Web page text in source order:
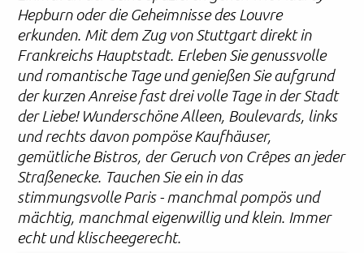
Hepburn oder die Geheimnisse des Louvre
erkunden. Mit dem Zug von Stuttgart direkt in
Frankreichs Hauptstadt. Erleben Sie genussvolle
und romantische Tage und genießen Sie aufgrund
der kurzen Anreise fast drei volle Tage in der Stadt
der Liebe! Wunderschöne Alleen, Boulevards, links
und rechts davon pompöse Kaufhäuser,
gemütliche Bistros, der Geruch von Crêpes an jeder
Straßenecke. Tauchen Sie ein in das
stimmungsvolle Paris - manchmal pompös und
mächtig, manchmal eigenwillig und klein. Immer
echt und klischeegerecht.